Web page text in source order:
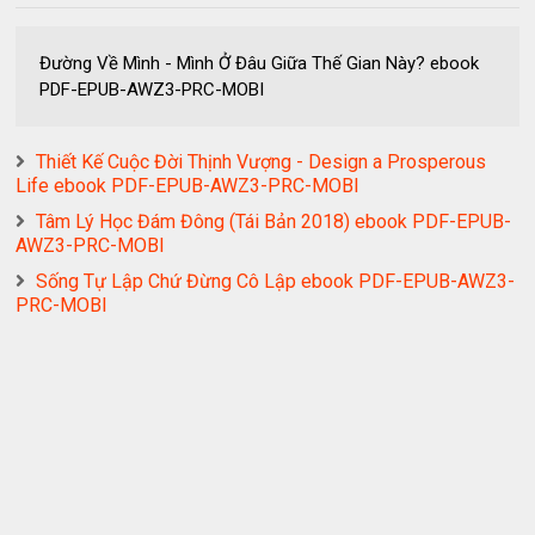
Đường Về Mình - Mình Ở Đâu Giữa Thế Gian Này? ebook
PDF-EPUB-AWZ3-PRC-MOBI
Thiết Kế Cuộc Đời Thịnh Vượng - Design a Prosperous
Life ebook PDF-EPUB-AWZ3-PRC-MOBI
Tâm Lý Học Đám Đông (Tái Bản 2018) ebook PDF-EPUB-
AWZ3-PRC-MOBI
Sống Tự Lập Chứ Đừng Cô Lập ebook PDF-EPUB-AWZ3-
PRC-MOBI